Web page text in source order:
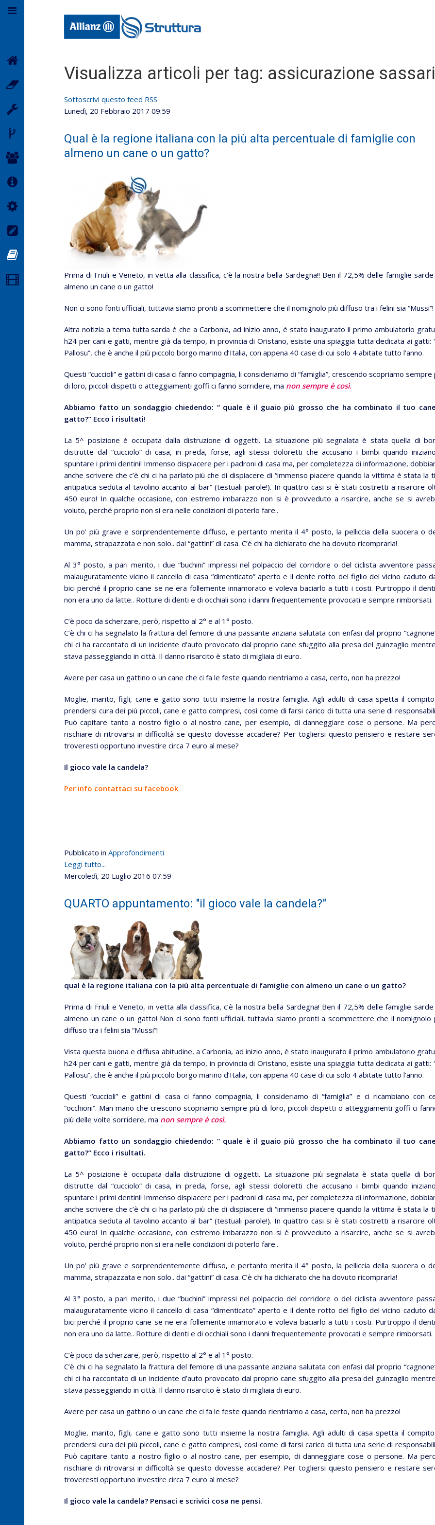
Formazione
Carriera
Lavora con noi
Condividerai
Partner
Parteciperai
Struttura
Agenzia Allianz
Contatti
Agenzia Cagliari
Agenzia Sassari
Visualizza articoli per tag: assicurazione sassari
Sottoscrivi questo feed RSS
Lunedì, 20 Febbraio 2017 09:59
Qual è la regione italiana con la più alta percentuale di famiglie con
almeno un cane o un gatto?
Prima di Friuli e Veneto, in vetta alla classifica, c’è la nostra bella Sardegna!! Ben il 72,5% delle famiglie sarde
almeno un cane o un gatto!
Non ci sono fonti ufficiali, tuttavia siamo pronti a scommettere che il nomignolo più diffuso tra i felini sia “Mussi”!
Altra notizia a tema tutta sarda è che a Carbonia, ad inizio anno, è stato inaugurato il primo ambulatorio
h24 per cani e gatti, mentre già da tempo, in provincia di Oristano, esiste una spiaggia tutta dedicata ai gatti:
Pallosu”, che è anche il più piccolo borgo marino d’Italia, con appena 40 case di cui solo 4 abitate tutto l’anno.
Questi “cuccioli” e gattini di casa ci fanno compagnia, li consideriamo di “famiglia”, crescendo scopriamo sempre
di loro, piccoli dispetti o atteggiamenti goffi ci fanno sorridere, ma non sempre è così.
Abbiamo fatto un sondaggio chiedendo: “ quale è il guaio più grosso che ha combinato il tuo
gatto?” Ecco i risultati!
La 5^ posizione è occupata dalla distruzione di oggetti. La situazione più segnalata è stata quella di
distrutte dal “cucciolo” di casa, in preda, forse, agli stessi doloretti che accusano i bimbi quando
spuntare i primi dentini! Immenso dispiacere per i padroni di casa ma, per completezza di informazione,
anche scrivere che c’è chi ci ha parlato più che di dispiacere di “immenso piacere quando la vittima è stata la
antipatica seduta al tavolino accanto al bar” (testuali parole!). In quattro casi si è stati costretti a risarcire
450 euro! In qualche occasione, con estremo imbarazzo non si è provveduto a risarcire, anche se si
voluto, perché proprio non si era nelle condizioni di poterlo fare..
Un po’ più grave e sorprendentemente diffuso, e pertanto merita il 4° posto, la pelliccia della suocera o
mamma, strapazzata e non solo.. dai “gattini” di casa. C’è chi ha dichiarato che ha dovuto ricomprarla!
Al 3° posto, a pari merito, i due “buchini” impressi nel polpaccio del corridore o del ciclista avventore
malauguratamente vicino il cancello di casa “dimenticato” aperto e il dente rotto del figlio del vicino caduto
bici perché il proprio cane se ne era follemente innamorato e voleva baciarlo a tutti i costi. Purtroppo il
non era uno da latte.. Rotture di denti e di occhiali sono i danni frequentemente provocati e sempre rimborsati.
C’è poco da scherzare, però, rispetto al 2° e al 1° posto.
C’è chi ci ha segnalato la frattura del femore di una passante anziana salutata con enfasi dal proprio
chi ci ha raccontato di un incidente d’auto provocato dal proprio cane sfuggito alla presa del guinzaglio
stava passeggiando in città. Il danno risarcito è stato di migliaia di euro.
Avere per casa un gattino o un cane che ci fa le feste quando rientriamo a casa, certo, non ha prezzo!
Moglie, marito, figli, cane e gatto sono tutti insieme la nostra famiglia. Agli adulti di casa spetta il
prendersi cura dei più piccoli, cane e gatto compresi, così come di farsi carico di tutta una serie di
Può capitare tanto a nostro figlio o al nostro cane, per esempio, di danneggiare cose o persone. Ma
rischiare di ritrovarsi in difficoltà se questo dovesse accadere? Per togliersi questo pensiero e restare
troveresti opportuno investire circa 7 euro al mese?
Il gioco vale la candela?
Per info contattaci su facebook
Pubblicato in Approfondimenti
Leggi tutto...
Mercoledì, 20 Luglio 2016 07:59
QUARTO appuntamento: "il gioco vale la candela?"
qual è la regione italiana con la più alta percentuale di famiglie con almeno un cane o un gatto?
Prima di Friuli e Veneto, in vetta alla classifica, c’è la nostra bella Sardegna! Ben il 72,5% delle famiglie sarde
almeno un cane o un gatto! Non ci sono fonti ufficiali, tuttavia siamo pronti a scommettere che il nomignolo
diffuso tra i felini sia “Mussi”!
Vista questa buona e diffusa abitudine, a Carbonia, ad inizio anno, è stato inaugurato il primo ambulatorio
h24 per cani e gatti, mentre già da tempo, in provincia di Oristano, esiste una spiaggia tutta dedicata ai gatti:
Pallosu”, che è anche il più piccolo borgo marino d’Italia, con appena 40 case di cui solo 4 abitate tutto l’anno.
Questi “cuccioli” e gattini di casa ci fanno compagnia, li consideriamo di “famiglia” e ci ricambiano con
“occhioni”. Man mano che crescono scopriamo sempre più di loro, piccoli dispetti o atteggiamenti goffi ci
più delle volte sorridere, ma non sempre è così.
Abbiamo fatto un sondaggio chiedendo: “ quale è il guaio più grosso che ha combinato il tuo
gatto?” Ecco i risultati.
La 5^ posizione è occupata dalla distruzione di oggetti. La situazione più segnalata è stata quella di
distrutte dal “cucciolo” di casa, in preda, forse, agli stessi doloretti che accusano i bimbi quando
spuntare i primi dentini! Immenso dispiacere per i padroni di casa ma, per completezza di informazione,
anche scrivere che c’è chi ci ha parlato più che di dispiacere di “immenso piacere quando la vittima è stata la
antipatica seduta al tavolino accanto al bar” (testuali parole!). In quattro casi si è stati costretti a risarcire
450 euro! In qualche occasione, con estremo imbarazzo non si è provveduto a risarcire, anche se si
voluto, perché proprio non si era nelle condizioni di poterlo fare..
Un po’ più grave e sorprendentemente diffuso, e pertanto merita il 4° posto, la pelliccia della suocera o
mamma, strapazzata e non solo.. dai “gattini” di casa. C’è chi ha dichiarato che ha dovuto ricomprarla!
Al 3° posto, a pari merito, i due “buchini” impressi nel polpaccio del corridore o del ciclista avventore
malauguratamente vicino il cancello di casa “dimenticato” aperto e il dente rotto del figlio del vicino caduto
bici perché il proprio cane se ne era follemente innamorato e voleva baciarlo a tutti i costi. Purtroppo il
non era uno da latte.. Rotture di denti e di occhiali sono i danni frequentemente provocati e sempre rimborsati.
C’è poco da scherzare, però, rispetto al 2° e al 1° posto.
C’è chi ci ha segnalato la frattura del femore di una passante anziana salutata con enfasi dal proprio
chi ci ha raccontato di un incidente d’auto provocato dal proprio cane sfuggito alla presa del guinzaglio
stava passeggiando in città. Il danno risarcito è stato di migliaia di euro.
Avere per casa un gattino o un cane che ci fa le feste quando rientriamo a casa, certo, non ha prezzo!
Moglie, marito, figli, cane e gatto sono tutti insieme la nostra famiglia. Agli adulti di casa spetta il
prendersi cura dei più piccoli, cane e gatto compresi, così come di farsi carico di tutta una serie di
Può capitare tanto a nostro figlio o al nostro cane, per esempio, di danneggiare cose o persone. Ma
rischiare di ritrovarsi in difficoltà se questo dovesse accadere? Per togliersi questo pensiero e restare
troveresti opportuno investire circa 7 euro al mese?
Il gioco vale la candela? Pensaci e scrivici cosa ne pensi.